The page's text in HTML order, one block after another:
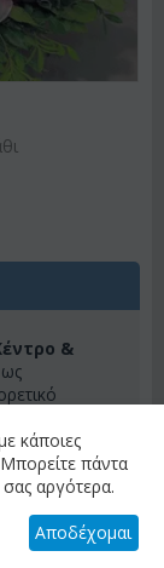
&
ως
κάποιες
πάντα
αργότερα.
Αποδέχομαι